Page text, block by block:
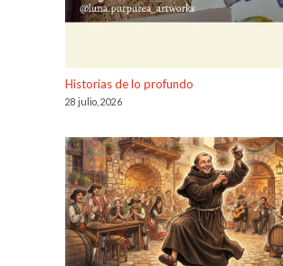
Historias de lo profundo
28 julio, 2026